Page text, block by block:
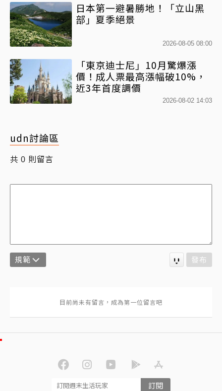
日本第一避暑勝地！「立山黑
部」夏季絕景
2026-08-05 08:00
「東京迪士尼」10月驚爆漲
價！成人票最高漲幅破10%，
近3年首度調價
2026-08-02 14:03
udn討論區
共 0 則留言
規範 發布
訂閱